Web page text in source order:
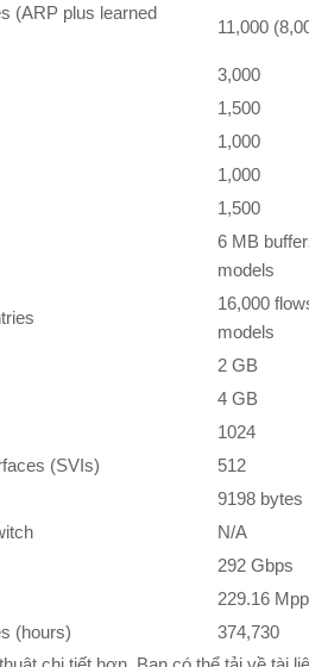
(ARP plus learned
11,000
3,000
1,500
1,000
1,000
1,500
6 MB
models
16,000
models
2 GB
4 GB
1024
(SVIs)
512
9198 bytes
N/A
292 Gbps
229.16
(hours)
374,730